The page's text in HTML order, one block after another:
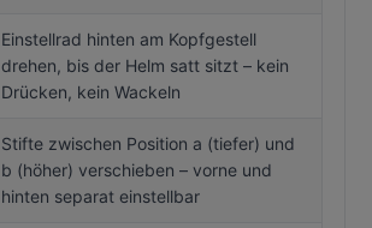
Einstellrad hinten am Kopfgestell
drehen, bis der Helm satt sitzt – kein
Drücken, kein Wackeln
Stifte zwischen Position a (tiefer) und
b (höher) verschieben – vorne und
hinten separat einstellbar